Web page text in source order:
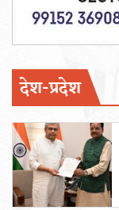
देश-प्रदेश